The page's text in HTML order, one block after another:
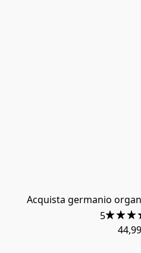
Acquista germanio
5